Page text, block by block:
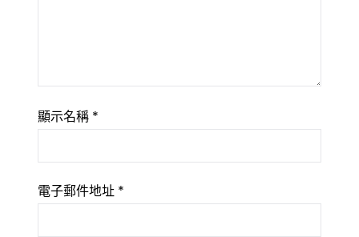
顯示名稱 *
電子郵件地址 *